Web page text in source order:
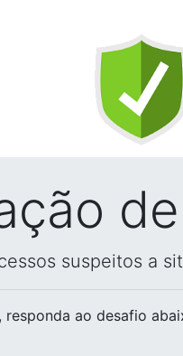
suspeitos a
, responda ao desafio